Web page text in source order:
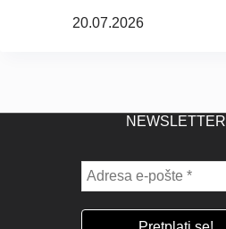
20.07.2026
NEWSLETTER